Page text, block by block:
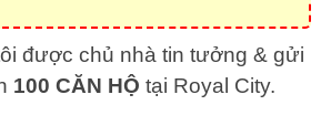
được chủ nhà tin tưởng & gửi
100 CĂN HỘ tại Royal City.